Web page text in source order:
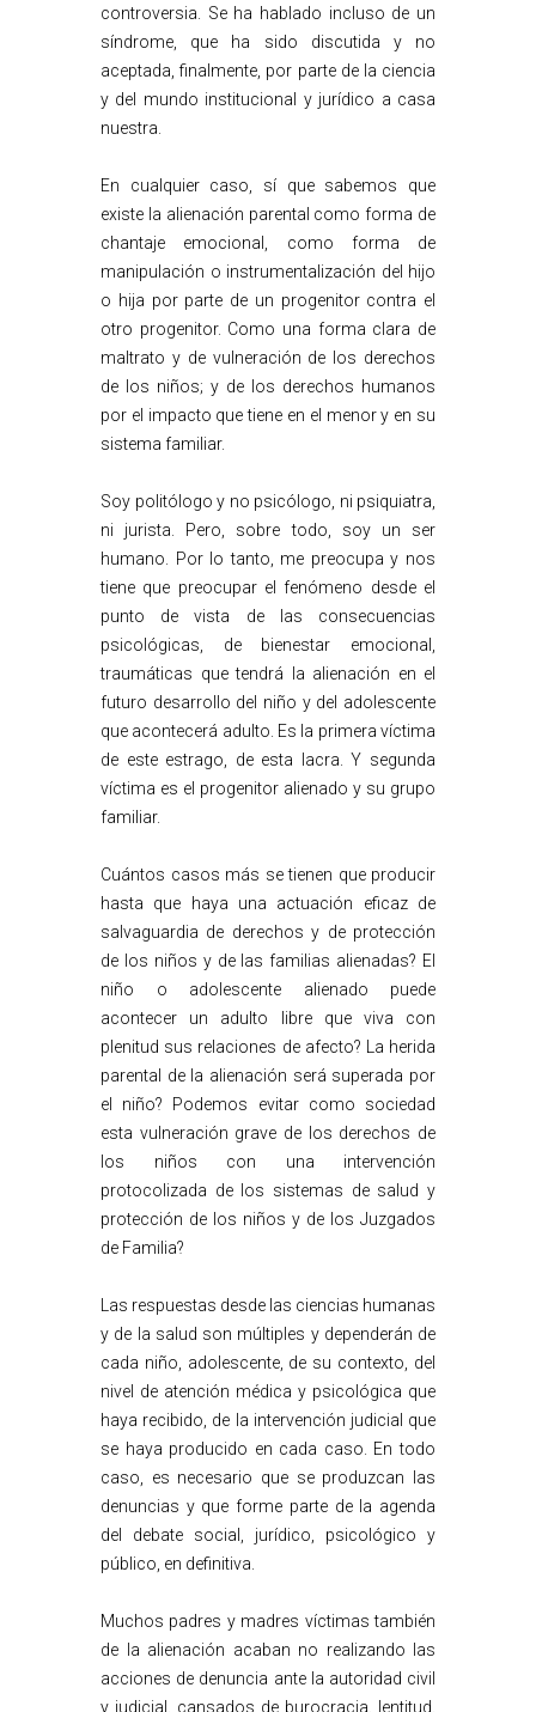
controversia. Se ha hablado incluso de un
síndrome, que ha sido discutida y no
aceptada, finalmente, por parte de la ciencia
y del mundo institucional y jurídico a casa
nuestra.
En cualquier caso, sí que sabemos que
existe la alienación parental como forma de
chantaje emocional, como forma de
manipulación o instrumentalización del hijo
o hija por parte de un progenitor contra el
otro progenitor. Como una forma clara de
maltrato y de vulneración de los derechos
de los niños; y de los derechos humanos
por el impacto que tiene en el menor y en su
sistema familiar.
Soy politólogo y no psicólogo, ni psiquiatra,
ni jurista. Pero, sobre todo, soy un ser
humano. Por lo tanto, me preocupa y nos
tiene que preocupar el fenómeno desde el
punto de vista de las consecuencias
psicológicas, de bienestar emocional,
traumáticas que tendrá la alienación en el
futuro desarrollo del niño y del adolescente
que acontecerá adulto. Es la primera víctima
de este estrago, de esta lacra. Y segunda
víctima es el progenitor alienado y su grupo
familiar.
Cuántos casos más se tienen que producir
hasta que haya una actuación eficaz de
salvaguardia de derechos y de protección
de los niños y de las familias alienadas? El
niño o adolescente alienado puede
acontecer un adulto libre que viva con
plenitud sus relaciones de afecto? La herida
parental de la alienación será superada por
el niño? Podemos evitar como sociedad
esta vulneración grave de los derechos de
los niños con una intervención
protocolizada de los sistemas de salud y
protección de los niños y de los Juzgados
de Familia?
Las respuestas desde las ciencias humanas
y de la salud son múltiples y dependerán de
cada niño, adolescente, de su contexto, del
nivel de atención médica y psicológica que
haya recibido, de la intervención judicial que
se haya producido en cada caso. En todo
caso, es necesario que se produzcan las
denuncias y que forme parte de la agenda
del debate social, jurídico, psicológico y
público, en definitiva.
Muchos padres y madres víctimas también
de la alienación acaban no realizando las
acciones de denuncia ante la autoridad civil
y judicial, cansados de burocracia, lentitud,